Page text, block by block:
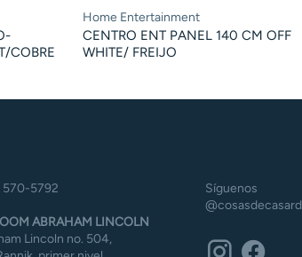
COBRE
Home Entertainment
CENTRO ENT PANEL 140 CM OFF
WHITE/ FREIJO
570-5792
ABRAHAM LINCOLN
Lincoln no. 504,
Síguenos
@cosasdecasard